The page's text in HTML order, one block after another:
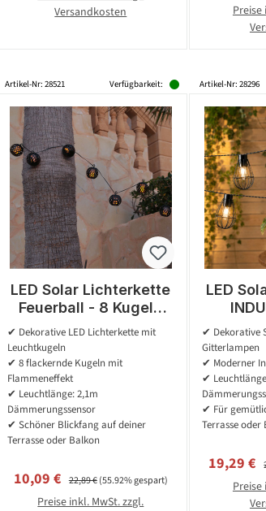
Versandkosten
Preise
Artikel-Nr: 28521 Verfügbarkeit:
LED Solar Lichterkette
Feuerball - 8 Kugeln
mit Flammeneffekt -
Lichtsensor - L: 2,1m -
für Außen
✔ Dekorative LED Lichterkette mit
Leuchtkugeln
✔ 8 flackernde Kugeln mit
Flammeneffekt
✔ Leuchtlänge: 2,1m
Dämmerungssensor
✔ Schöner Blickfang auf deiner
Terrasse oder Balkon
Verkaufspreis:
10,09 € Regulärer Preis:
22,89 €(55.92% gespart)
Preise inkl. MwSt. zzgl.
Artikel-Nr: 28296
LED
✔ Dekorative
Gitterlampen
✔ Moderner
✔
✔ Für
Terrasse oder
19,29 €
Preise